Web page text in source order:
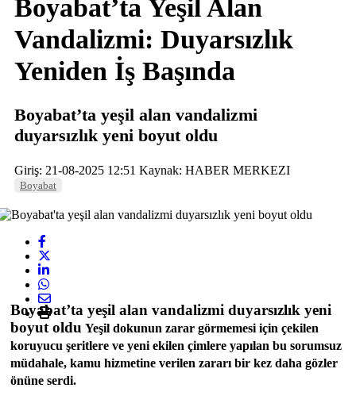
Boyabat’ta Yeşil Alan
Vandalizmi: Duyarsızlık
Yeniden İş Başında
Boyabat’ta yeşil alan vandalizmi
duyarsızlık yeni boyut oldu
Giriş: 21-08-2025 12:51 Kaynak: HABER MERKEZI
Boyabat
Boyabat’ta yeşil alan vandalizmi duyarsızlık yeni
boyut oldu Yeşil dokunun zarar görmemesi için çekilen
koruyucu şeritlere ve yeni ekilen çimlere yapılan bu sorumsuz
müdahale, kamu hizmetine verilen zararı bir kez daha gözler
önüne serdi.